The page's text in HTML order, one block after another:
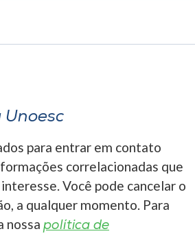
Unoesc
para entrar em contato
correlacionadas que
Você pode cancelar o
a qualquer momento. Para
nossa política de